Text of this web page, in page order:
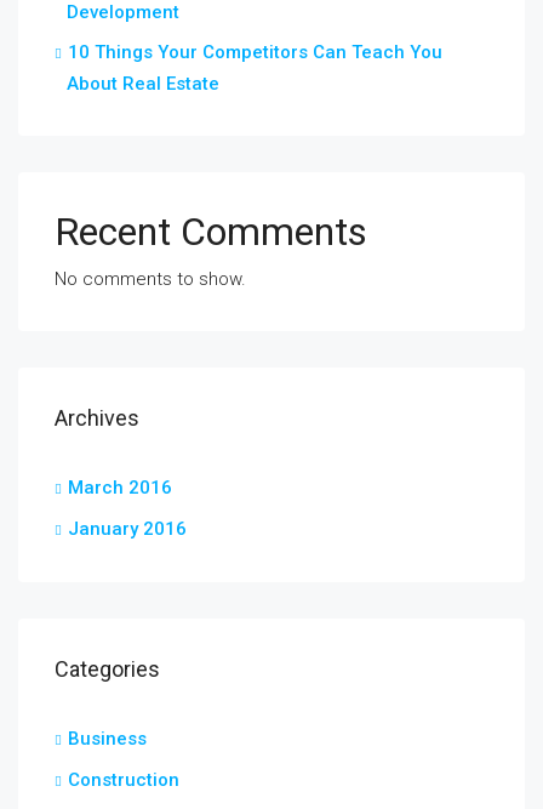
Development
10 Things Your Competitors Can Teach You
About Real Estate
Recent Comments
No comments to show.
Archives
March 2016
January 2016
Categories
Business
Construction